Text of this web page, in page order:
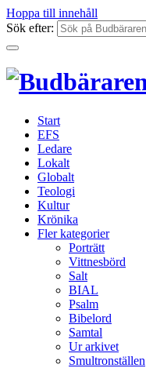
Hoppa till innehåll
Sök efter:
Start
EFS
Ledare
Lokalt
Globalt
Teologi
Kultur
Krönika
Fler kategorier
Porträtt
Vittnesbörd
Salt
BIAL
Psalm
Bibelord
Samtal
Ur arkivet
Smultronställen